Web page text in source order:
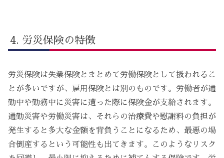
労災保険の特徴
労災保険は失業保険とまとめて労働保険として扱われるこ
とが多いですが、雇用保険とは別のものです。労働者が通
勤中や勤務中に災害に遭った際に保険金が支給されます。
通勤災害や労働災害は、それらの治療費や慰謝料の負担が
発生すると多大な金額を背負うことになるため、最悪の場
合倒産するという可能性も出てきます。このようなリスク